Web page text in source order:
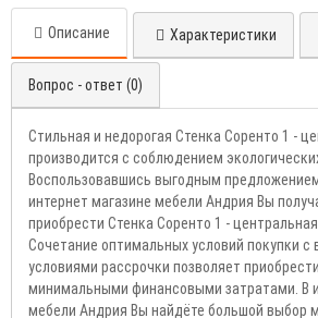
Описание Характеристики
Вопрос - ответ (0)
Стильная и недорогая Стенка Соренто 1 -
производится с соблюдением
Воспользовавшись выгодным
интернет магазине мебели Андрия Вы
приобрести Стенка Соренто 1 -
Сочетание оптимальных условий покупки с
условиями рассрочки позволяет
минимальными финансовыми затратами. В
мебели Андрия Вы найдёте большой выбор